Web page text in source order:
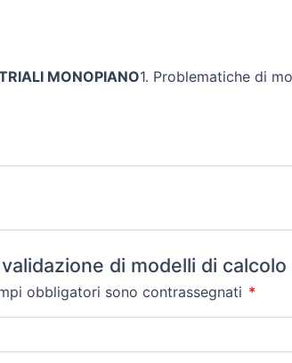
MONOPIANO1. Problematiche di
di modelli di
obbligatori sono contrassegnati *